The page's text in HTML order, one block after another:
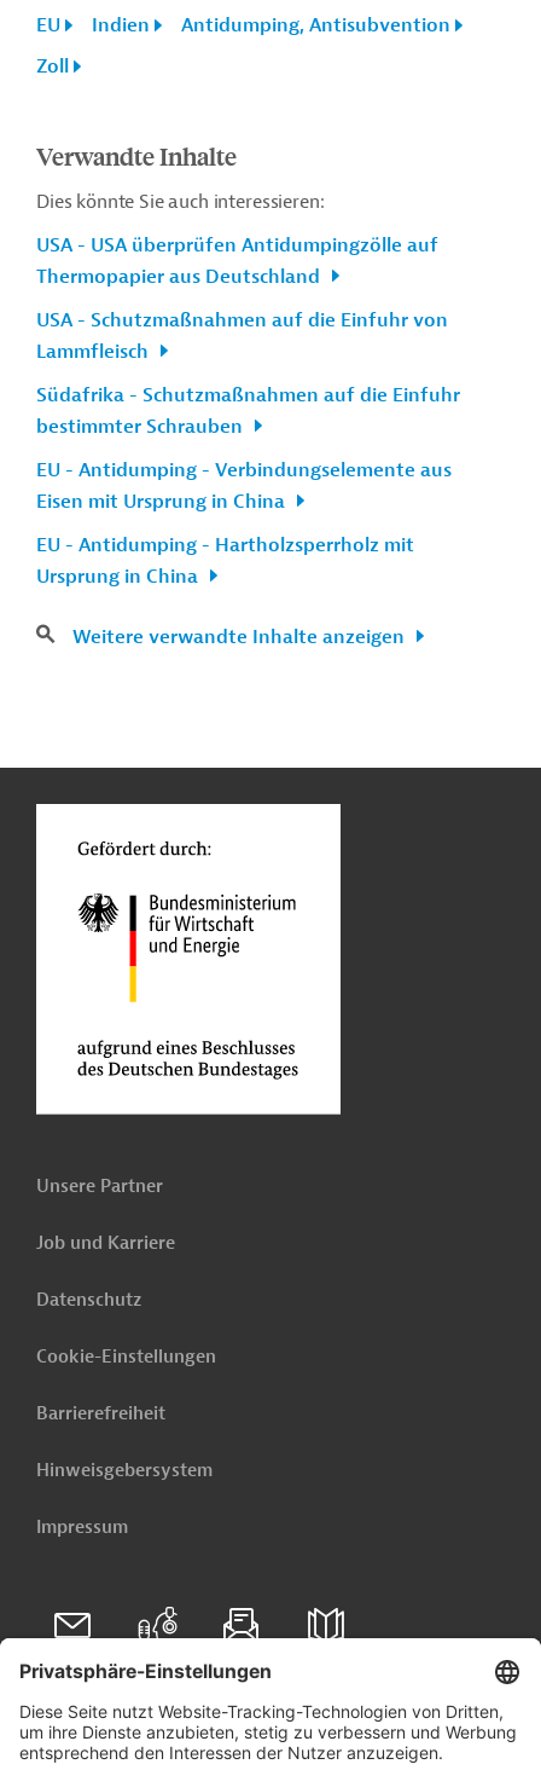
EU Indien
Antidumping, Antisubvention
Zoll
Verwandte Inhalte
Dies könnte Sie auch interessieren:
USA - USA überprüfen Antidumpingzölle auf
Thermopapier aus Deutschland
USA - Schutzmaßnahmen auf die Einfuhr von
Lammfleisch
Südafrika - Schutzmaßnahmen auf die Einfuhr
bestimmter Schrauben
EU - Antidumping - Verbindungselemente aus
Eisen mit Ursprung in China
EU - Antidumping - Hartholzsperrholz mit
Ursprung in China
Weitere verwandte Inhalte anzeigen
Unsere Partner
Job und Karriere
Datenschutz
Cookie-Einstellungen
Barrierefreiheit
Hinweisgebersystem
Impressum
Folgen Sie uns auf